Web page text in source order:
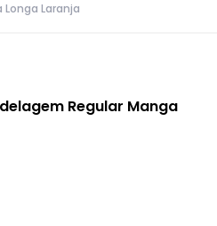
Laranja
Regular Manga